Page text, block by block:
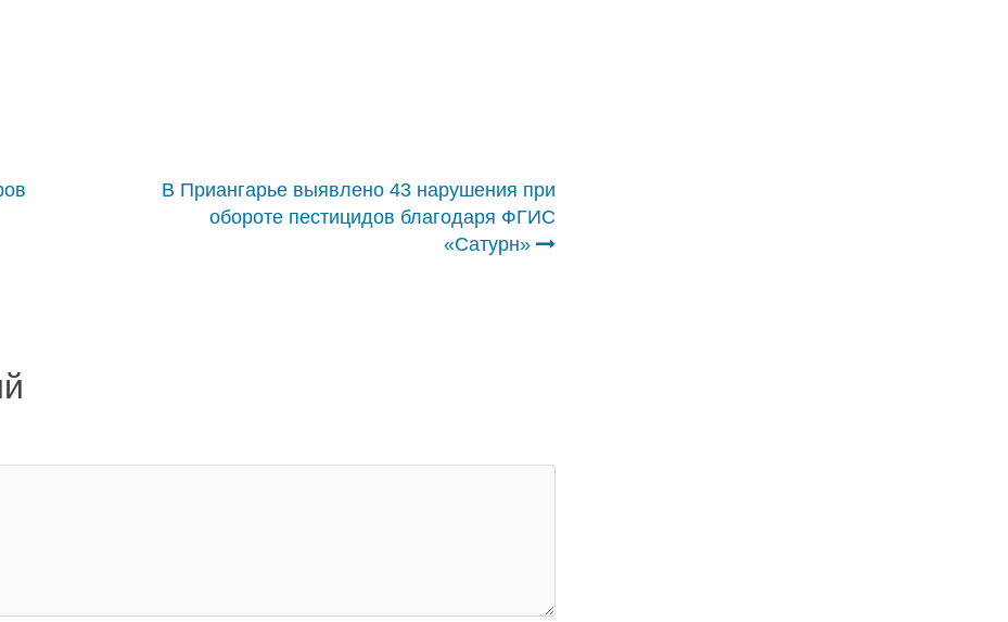
В Приангарье выявлено 43 нарушения при
обороте пестицидов благодаря ФГИС
«Сатурн»